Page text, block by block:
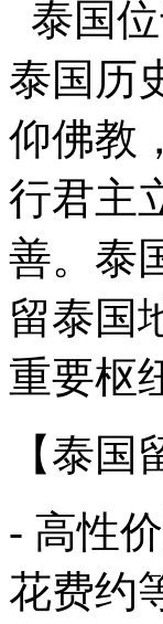
泰国
泰国历
仰佛教
行君主
善。泰
留泰国
重要枢
【泰国
- 高性
花费约